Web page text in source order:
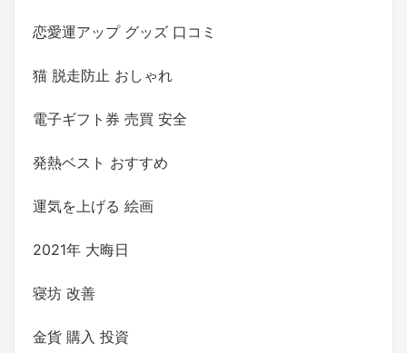
恋愛運アップ グッズ 口コミ
猫 脱走防止 おしゃれ
電子ギフト券 売買 安全
発熱ベスト おすすめ
運気を上げる 絵画
2021年 大晦日
寝坊 改善
金貨 購入 投資